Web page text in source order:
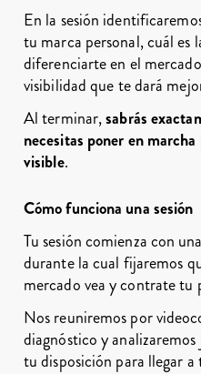
En la sesión
tu marca personal, cuál es
diferenciarte en el
visibilidad que te dará
Al terminar,sabrás
necesitas poner en
visible.
Cómo funciona una sesión
Tu sesión comienza con
durante la cual fijaremos
mercado vea y contrate tu
Nos reuniremos por
diagnóstico y
tu disposición para llegar